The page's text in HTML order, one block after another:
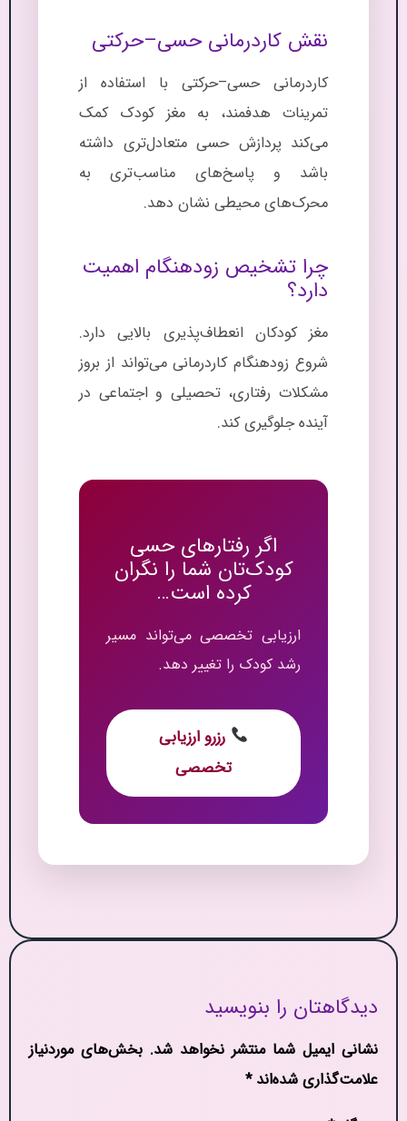
نقش کاردرمانی حسی–حرکتی
کاردرمانی حسی–حرکتی با استفاده از
تمرینات هدفمند، به مغز کودک کمک
می‌کند پردازش حسی متعادل‌تری داشته
باشد و پاسخ‌های مناسب‌تری به
محرک‌های محیطی نشان دهد.
چرا تشخیص زودهنگام اهمیت
دارد؟
مغز کودکان انعطاف‌پذیری بالایی دارد.
شروع زودهنگام کاردرمانی می‌تواند از بروز
مشکلات رفتاری، تحصیلی و اجتماعی در
آینده جلوگیری کند.
اگر رفتارهای حسی
کودک‌تان شما را نگران
کرده است…
ارزیابی تخصصی می‌تواند مسیر
رشد کودک را تغییر دهد.
رزرو ارزیابی
تخصصی
دیدگاهتان را بنویسید
نشانی ایمیل شما منتشر نخواهد شد. بخش‌های موردنیاز
علامت‌گذاری شده‌اند*